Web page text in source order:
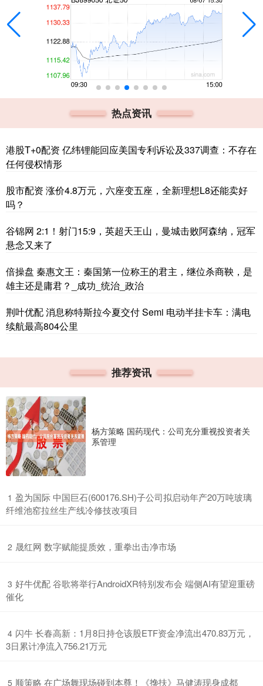
热点资讯
港股T+0配资 亿纬锂能回应美国专利诉讼及337调查：不存在
任何侵权情形
股市配资 涨价4.8万元，六座变五座，全新理想L8还能卖好
吗？
谷锦网 2:1！射门15:9，英超天王山，曼城击败阿森纳，冠军
悬念又来了
倍操盘 秦惠文王：秦国第一位称王的君主，继位杀商鞅，是
雄主还是庸君？_成功_统治_政治
荆叶优配 消息称特斯拉今夏交付 Semi 电动半挂卡车：满电
续航最高804公里
推荐资讯
杨方策略 国药现代：公司充分重视投资者关
系管理
1 ​盈为国际 中国巨石(600176.SH)子公司拟启动年产20万吨玻璃
纤维池窑拉丝生产线冷修技改项目
2 ​晟红网 数字赋能提质效，重拳出击净市场
3 ​好牛优配 谷歌将举行AndroidXR特别发布会 端侧AI有望迎重磅
催化
4 ​闪牛 长春高新：1月8日持仓该股ETF资金净流出470.83万元，
3日累计净流入756.21万元
5 ​顺策略 在广场舞现场碰到本尊！《搀扶》马健涛现身成都